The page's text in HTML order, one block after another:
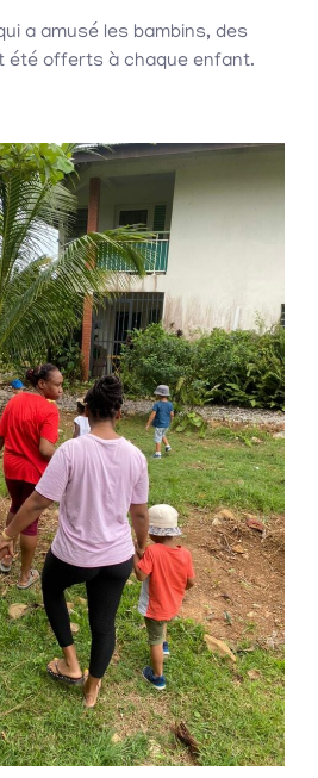
a amusé les bambins, des
offerts à chaque enfant.